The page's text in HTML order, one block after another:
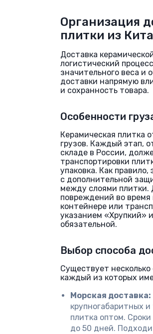
Организация
плитки из
Доставка
логистический
значительного веса и
доставки напрямую
и сохранность товара.
Особенности
Керамическая плитка
грузов. Каждый этап,
складе в России,
транспортировки
упаковка. Как
с дополнительной
между слоями
повреждений во время
контейнере или
указанием «Хрупкий»
обязательной.
Выбор способа
Существует
каждый из которых
Морская доставка:
крупногабаритных
плитка оптом.
до 50 дней.